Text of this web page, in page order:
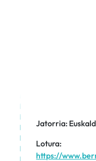
Jatorria:
Lotura:
https://